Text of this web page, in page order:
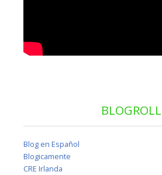
BLOGROLL
Blog en Español
Blogicamente
CRE Irlanda